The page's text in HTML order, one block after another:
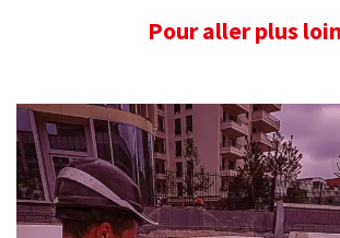
Pour aller plus loin